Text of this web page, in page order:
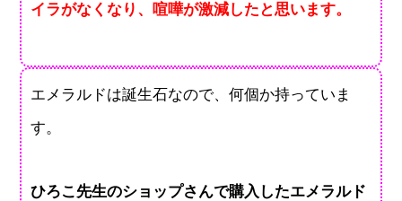
イラがなくなり、喧嘩が激減したと思います。
エメラルドは誕生石なので、何個か持っていま
す。
ひろこ先生のショップさんで購入したエメラルド